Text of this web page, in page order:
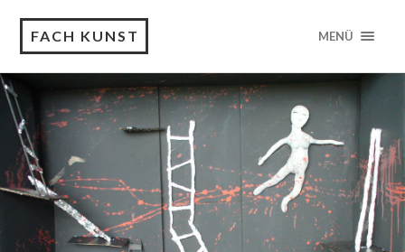
FACH KUNST MENÜ